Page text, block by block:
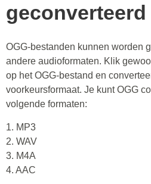
geconverteerd
OGG-bestanden kunnen worden
andere audioformaten. Klik
op het OGG-bestand en
voorkeursformaat. Je kunt OGG
volgende formaten:
1. MP3
2. WAV
3. M4A
4. AAC